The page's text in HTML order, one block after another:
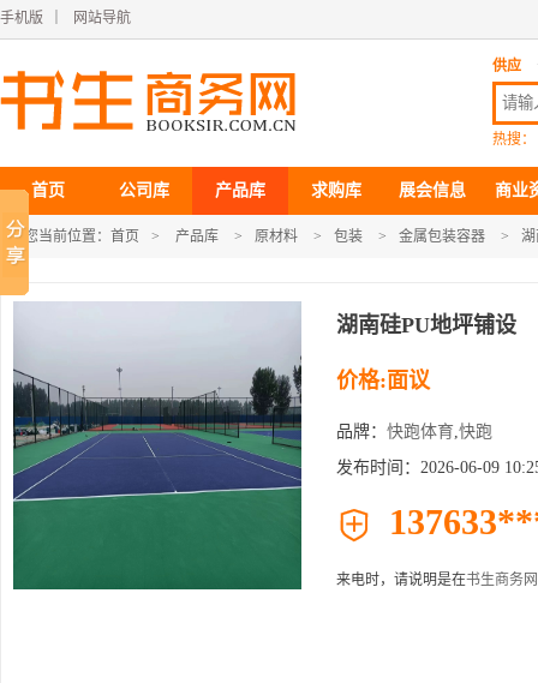
手机版 网站导航
供应
热搜：
首页 公司库 产品库 求购库 展会信息 商业
您当前位置： 首页 > 产品库 > 原材料 > 包装 > 金属包装容器 >
湖南硅PU地坪铺设
价格:面议
品牌： 快跑体育,快跑
发布时间：2026-06-09

来电时，请说明是在书生商务网